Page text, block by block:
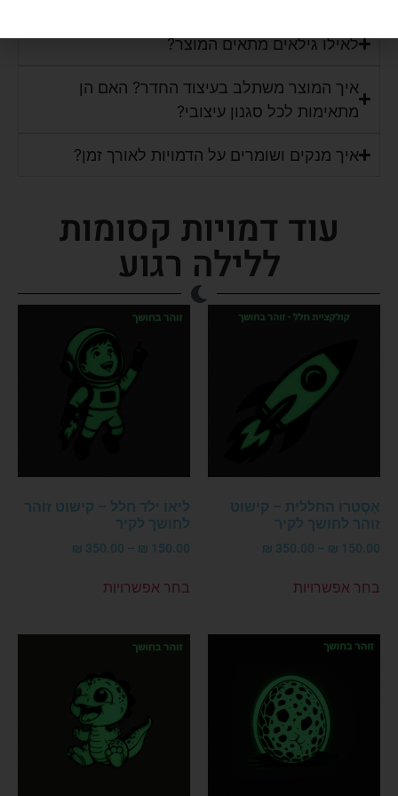
לאילו גילאים מתאים המוצר?
איך המוצר משתלב בעיצוד החדר? האם הן
מתאימות לכל סגנון עיצובי?
איך מנקים ושומרים על הדמויות לאורך זמן?
עוד דמויות קסומות
ללילה רגוע
אַסְטְרוֹ החללית – קישוט
זוהר לחושך לקיר
150.00
₪
–
350.00
₪
בחר אפשרויות
לֵיאוֹ ילד חלל – קישוט זוהר
לחושך לקיר
150.00
₪
–
350.00
₪
בחר אפשרויות